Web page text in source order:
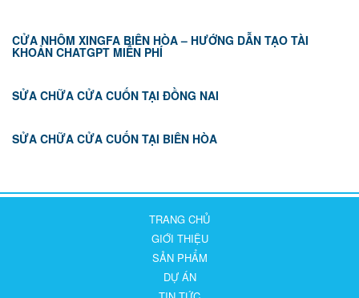
CỬA NHÔM XINGFA BIÊN HÒA – HƯỚNG DẪN TẠO TÀI
KHOẢN CHATGPT MIỄN PHÍ
SỬA CHỮA CỬA CUỐN TẠI ĐỒNG NAI
SỬA CHỮA CỬA CUỐN TẠI BIÊN HÒA
TRANG CHỦ
GIỚI THIỆU
SẢN PHẨM
DỰ ÁN